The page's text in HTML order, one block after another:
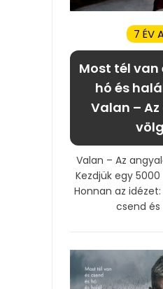
7 ÉV
Most tél van
hó és
Valan –
Valan – Az
Kezdjük egy
Honnan az
csend és